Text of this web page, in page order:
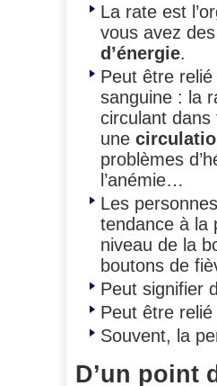
La rate est
vous avez
d’énergie.
Peut être
sanguine : la
circulant
une
problèmes
l’anémie…
Les
tendance à la
niveau de la
boutons de
Peut signifier
Peut être
Souvent, la
D’un point